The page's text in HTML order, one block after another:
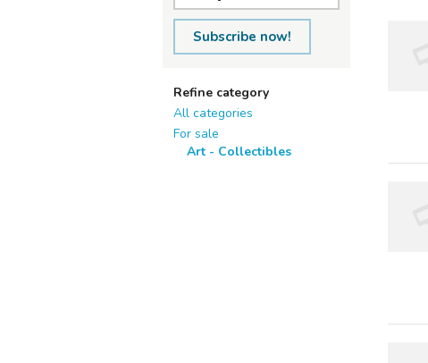
Subscribe now!
Refine category
All categories
For sale
Art - Collectibles